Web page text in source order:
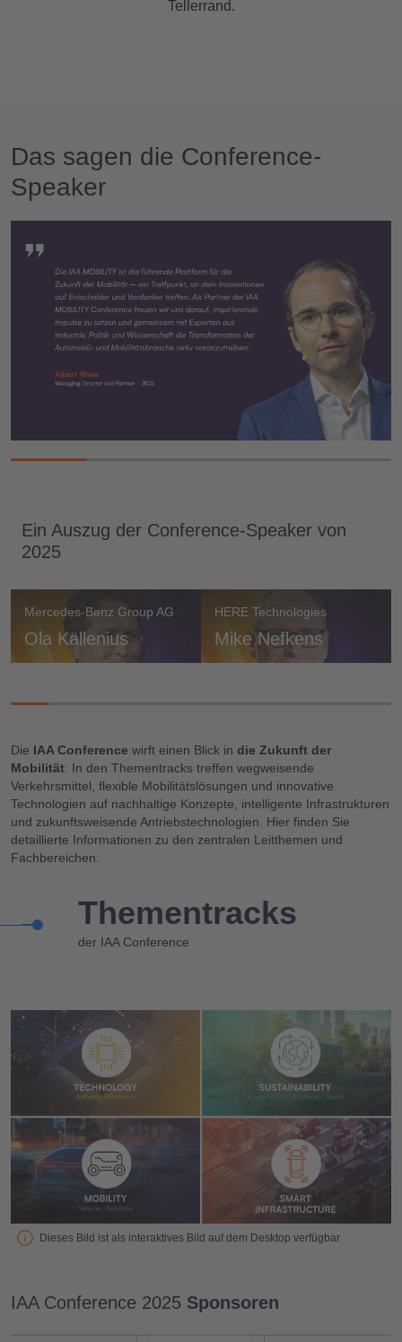
Tellerrand.
Das sagen die Conference-
Speaker
Ein Auszug der Conference-Speaker von
2025
Mercedes-Benz Group AG
Ola Källenius
HERE Technologies
Mike Nefkens
Die IAA Conference wirft einen Blick in die Zukunft der
Mobilität: In den Thementracks treffen wegweisende
Verkehrsmittel, flexible Mobilitätslösungen und innovative
Technologien auf nachhaltige Konzepte, intelligente Infrastrukturen
und zukunftsweisende Antriebstechnologien. Hier finden Sie
detaillierte Informationen zu den zentralen Leitthemen und
Fachbereichen:
Themen­tracks
der IAA Conference
Dieses Bild ist als interaktives Bild auf dem Desktop verfügbar
IAA Conference 2025 Sponsoren